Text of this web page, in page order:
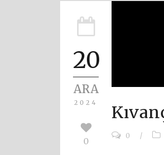
20
ARA
2024
0
0 /